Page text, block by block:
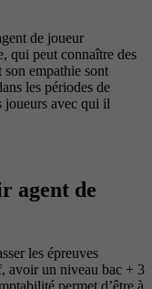
de joueur
qui peut connaître des
empathie sont
les périodes de
joueurs avec qui il
agent de
les épreuves
avoir un niveau bac + 3
permet d’être à